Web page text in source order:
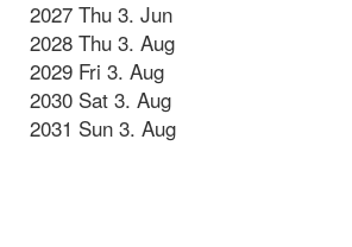
2027 Thu 3. Jun
2028 Thu 3. Aug
2029 Fri 3. Aug
2030 Sat 3. Aug
2031 Sun 3. Aug